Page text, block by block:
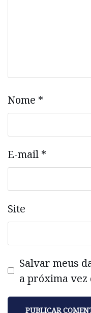
Nome *
E-mail *
Site
Salvar meus
a próxima vez